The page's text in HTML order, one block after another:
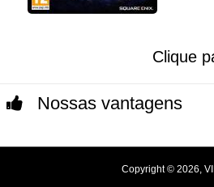
Clique
Nossas vantagens
Copyright © 2026,